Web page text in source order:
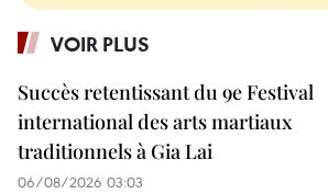
VOIR PLUS
Succès retentissant du 9e Festival
international des arts martiaux
traditionnels à Gia Lai
06/08/2026 03:03